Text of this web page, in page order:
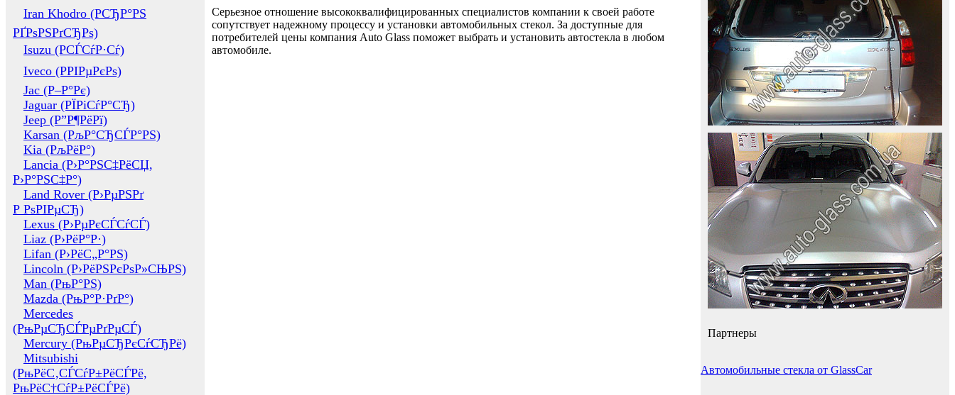
Iran Khodro (РСЂР°РЅ
РҐРѕРЅРґСЂРѕ)
Isuzu (РСЃСѓР·Сѓ)
Iveco (РРІРµРєРѕ)
Jac (Р–Р°Рє)
Jaguar (РЇРіСѓР°СЂ)
Jeep (Р”Р¶РёРї)
Karsan (РљР°СЂСЃР°РЅ)
Kia (РљРёР°)
Lancia (Р›Р°РЅС‡РёСЏ,
Р›Р°РЅС‡Р°)
Land Rover (Р›РµРЅРґ
Р РѕРІРµСЂ)
Lexus (Р›РµРєСЃСѓСЃ)
Liaz (Р›РёР°Р·)
Lifan (Р›РёС„Р°РЅ)
Lincoln (Р›РёРЅРєРѕР»СЊРЅ)
Man (РњР°РЅ)
Mazda (РњР°Р·РґР°)
Mercedes
(РњРµСЂСЃРµРґРµСЃ)
Mercury (РњРµСЂРєСѓСЂРё)
Mitsubishi
(РњРёС‚СЃСѓР±РёСЃРё,
РњРёС†СѓР±РёСЃРё)
Серьезное отношение высококвалифицированных специалистов компании к своей работе
сопутствует надежному процессу и установки автомобильных стекол. За доступные для
потребителей цены компания Auto Glass поможет выбрать и установить автостекла в любом
автомобиле.
Партнеры
Автомобильные стекла от GlassCar